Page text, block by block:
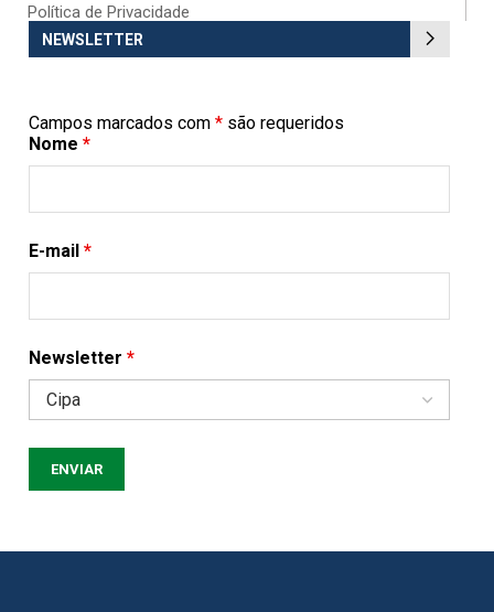
Política de Privacidade
NEWSLETTER
Campos marcados com * são requeridos
Nome *
E-mail *
Newsletter *